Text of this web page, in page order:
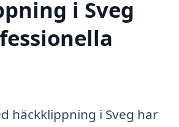
i Sveg
häckklippning i Sveg har